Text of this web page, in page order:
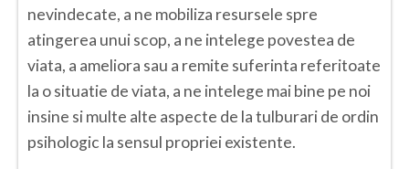
Ilfov
Maramures
Mehedinti
Mures
nevindecate, a ne mobiliza resursele spre
atingerea unui scop, a ne intelege povestea de
viata, a ameliora sau a remite suferinta referitoate
la o situatie de viata, a ne intelege mai bine pe noi
insine si multe alte aspecte de la tulburari de ordin
psihologic la sensul propriei existente.